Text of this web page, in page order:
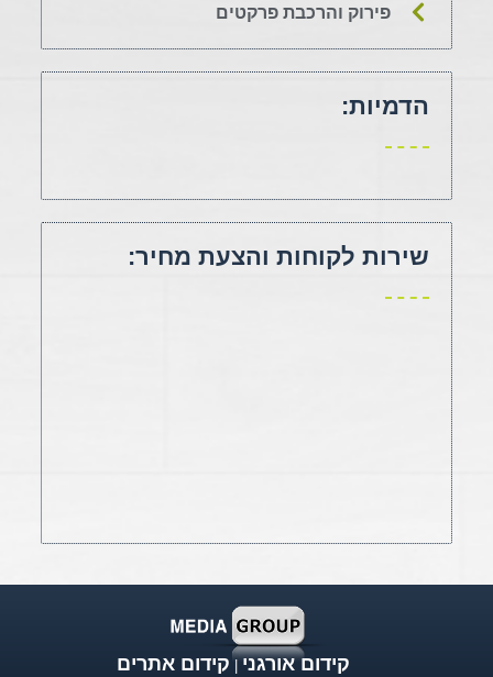
פירוק והרכבת פרקטים
הדמיות:
שירות לקוחות והצעת מחיר:
קידום אורגני קידום אתרים